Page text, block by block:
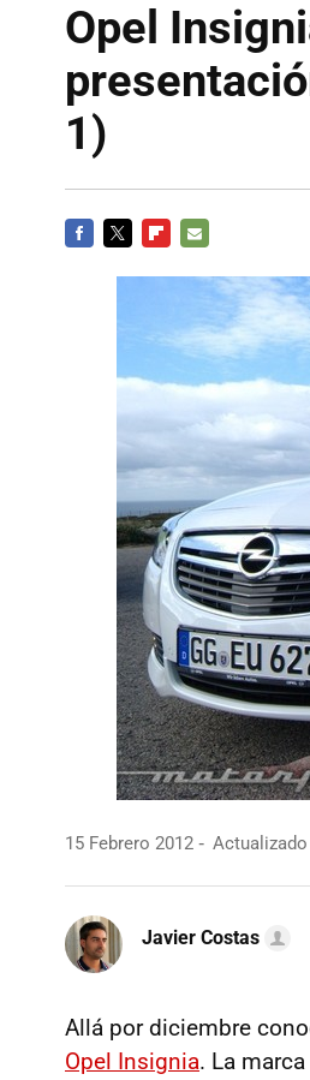
Opel
1)
15 Febrero 2012 Actualizado
Javier Costas
Allá por diciembre
Opel Insignia. La